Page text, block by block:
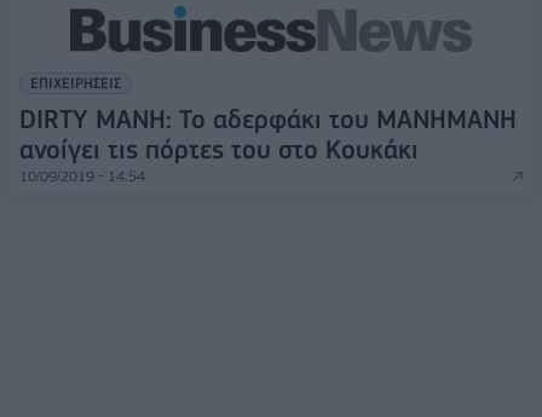
ΕΠΙΧΕΙΡΗΣΕΙΣ
DIRTY MANΗ: Το αδερφάκι του ΜΑΝΗΜΑΝΗ
ανοίγει τις πόρτες του στο Κουκάκι
10/09/2019 - 14:54